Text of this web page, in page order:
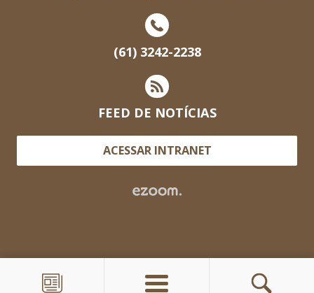
(61) 3242-2238
FEED DE NOTÍCIAS
ACESSAR INTRANET